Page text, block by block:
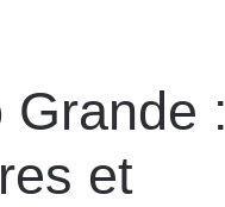
:
et